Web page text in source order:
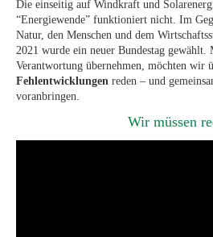
Die einseitig auf Windkraft und
“Energiewende” funktioniert nicht. Im
Natur, den Menschen und dem
2021 wurde ein neuer Bundestag
Verantwortung übernehmen, möchten wir
Fehlentwicklungen reden – und
voranbringen.
Wir müssen